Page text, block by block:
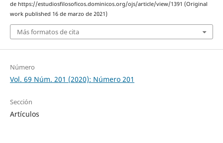
de https://estudiosfilosoficos.dominicos.org/ojs/article/view/1391 (Original
work published 16 de marzo de 2021)
Más formatos de cita
Número
Vol. 69 Núm. 201 (2020): Número 201
Sección
Artículos